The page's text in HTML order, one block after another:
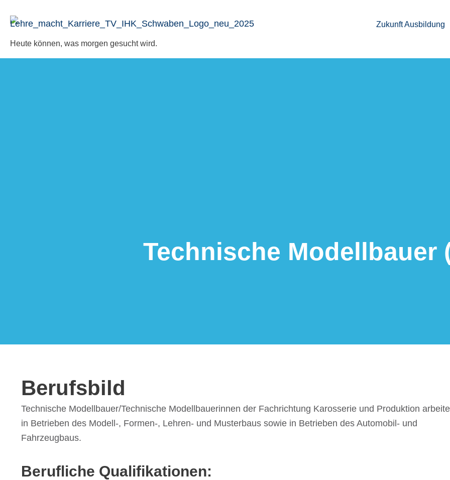
Inhalt
Zukunft Ausbil­dung
Heute können, was morgen gesucht wird.
Tech­ni­sche Modell­bauer
Berufs­bild
Tech­ni­sche Modellbauer/​Technische Modell­baue­rin­nen der Fach­rich­tung Karos­se­rie und Produk­tion
in Betrie­ben des Modell-, Formen-, Lehren- und Muster­baus sowie in Betrie­ben des Auto­mo­bil- und
Fahrzeugbaus.
Beruf­li­che Qualifikationen: